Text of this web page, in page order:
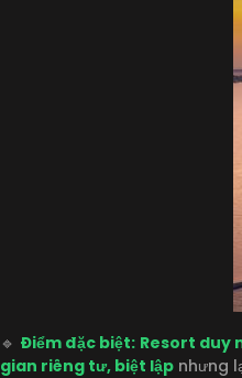
🔹 Điểm đặc biệt: Resort duy
gian riêng tư, biệt lập nhưng